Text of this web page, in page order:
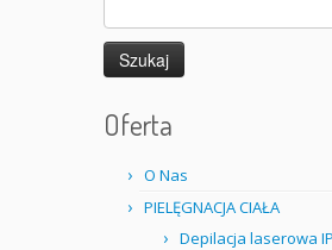
Oferta
O Nas
PIELĘGNACJA CIAŁA
Depilacja laserowa